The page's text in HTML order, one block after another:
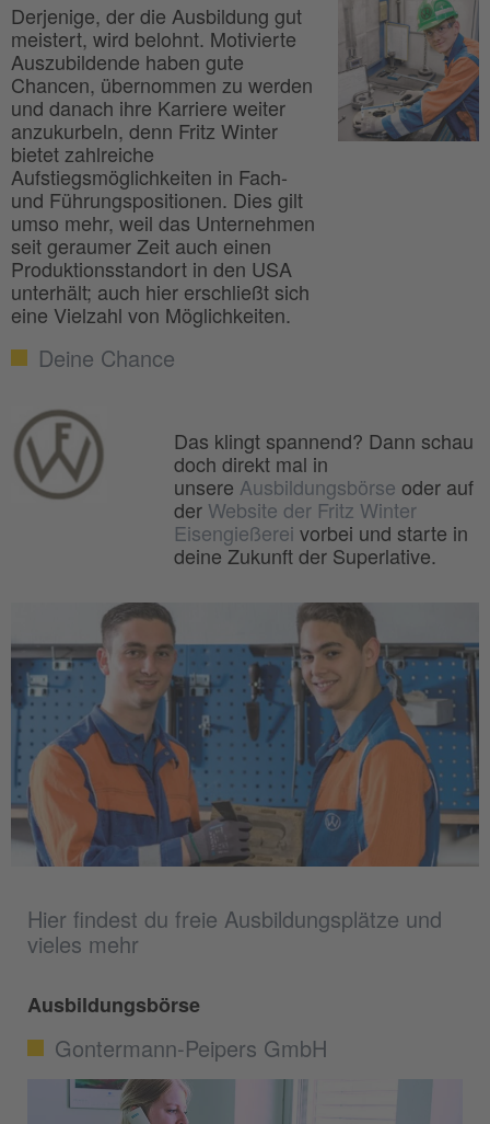
Hier findest du freie Ausbildungsplätze und
vieles mehr
Ausbildungsbörse
Gontermann-Peipers GmbH
Derjenige, der die Ausbildung gut
meistert, wird belohnt. Motivierte
Auszubildende haben gute
Chancen, übernommen zu werden
und danach ihre Karriere weiter
anzukurbeln, denn Fritz Winter
bietet zahlreiche
Aufstiegsmöglichkeiten in Fach-
und Führungspositionen. Dies gilt
umso mehr, weil das Unternehmen
seit geraumer Zeit auch einen
Produktionsstandort in den USA
unterhält; auch hier erschließt sich
eine Vielzahl von Möglichkeiten.
Deine Chance
Das klingt spannend? Dann schau
doch direkt mal in
unsere Ausbildungsbörse oder auf
der Website der Fritz Winter
Eisengießerei vorbei und starte in
deine Zukunft der Superlative.